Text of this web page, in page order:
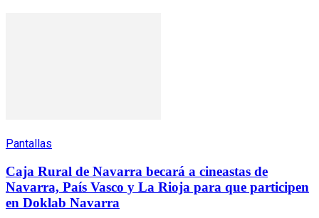
Pantallas
Caja Rural de Navarra becará a cineastas de
Navarra, País Vasco y La Rioja para que participen
en Doklab Navarra